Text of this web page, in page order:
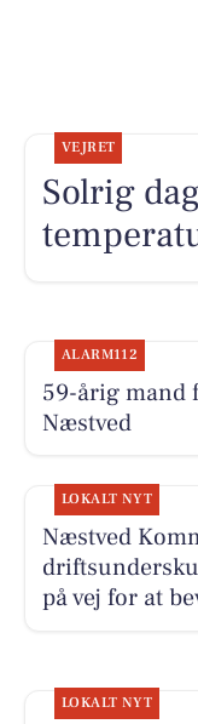
VEJRET
Solrig
ALARM112
59-årig mand
Næstved
LOKALT NYT
Næstved
på vej for at
LOKALT NYT